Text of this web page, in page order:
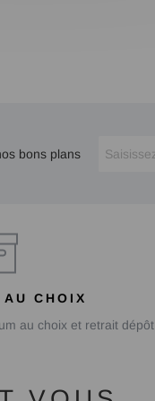
bons plans
CHOIX
au choix et retrait dépôt